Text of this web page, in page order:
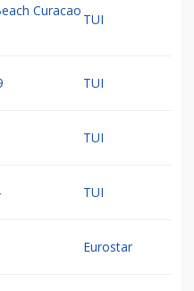
Curacao
TUI
TUI
TUI
TUI
Eurostar